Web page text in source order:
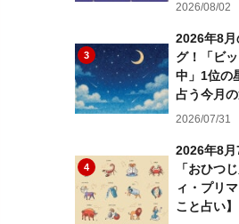
2026/08/02
3
2026年8
グ！「ビ
中」1位の
占う今月の
2026/07/31
4
2026年8
「おひつ
ィ・プリ
こと占い】